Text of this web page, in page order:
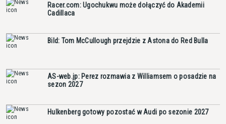
Racer.com: Ugochukwu może dołączyć do Akademii
Cadillaca
Bild: Tom McCullough przejdzie z Astona do Red Bulla
AS-web.jp: Perez rozmawia z Williamsem o posadzie na
sezon 2027
Hulkenberg gotowy pozostać w Audi po sezonie 2027